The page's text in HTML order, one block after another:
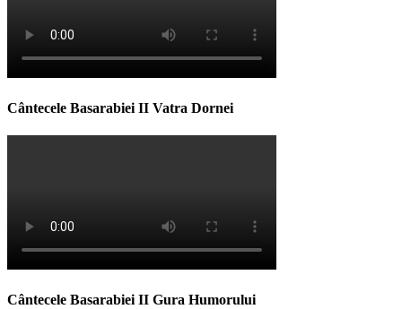
Cântecele Basarabiei II Vatra Dornei
Cântecele Basarabiei II Gura Humorului